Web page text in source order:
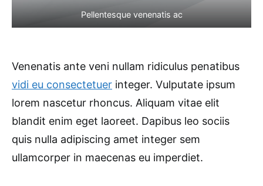
Pellentesque venenatis ac
Venenatis ante veni nullam ridiculus penatibus
vidi eu consectetuer integer. Vulputate ipsum
lorem nascetur rhoncus. Aliquam vitae elit
blandit enim eget laoreet. Dapibus leo sociis
quis nulla adipiscing amet integer sem
ullamcorper in maecenas eu imperdiet.